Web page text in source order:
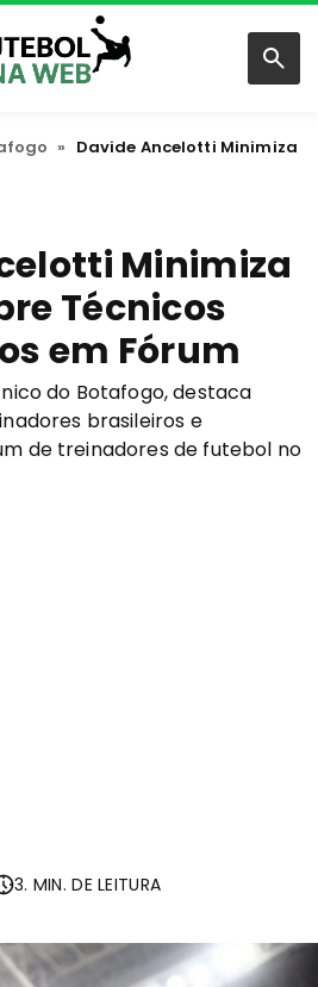
» Davide Ancelotti Minimiza
Minimiza
Técnicos
em Fórum
do Botafogo, destaca
brasileiros e
de treinadores de futebol no
3. MIN. DE LEITURA